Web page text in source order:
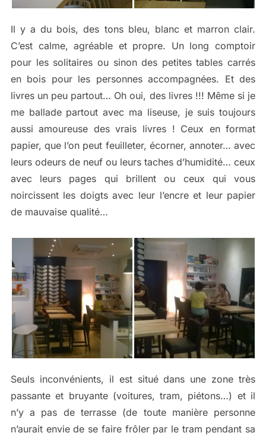
Il y a du bois, des tons bleu, blanc et marron clair.
C’est calme, agréable et propre. Un long comptoir
pour les solitaires ou sinon des petites tables carrés
en bois pour les personnes accompagnées. Et des
livres un peu partout… Oh oui, des livres !!! Même si je
me ballade partout avec ma liseuse, je suis toujours
aussi amoureuse des vrais livres ! Ceux en format
papier, que l’on peut feuilleter, écorner, annoter… avec
leurs odeurs de neuf ou leurs taches d’humidité… ceux
avec leurs pages qui brillent ou ceux qui vous
noircissent les doigts avec leur l’encre et leur papier
de mauvaise qualité…
Seuls inconvénients, il est situé dans une zone très
passante et bruyante (voitures, tram, piétons…) et il
n’y a pas de terrasse (de toute manière personne
n’aurait envie de se faire frôler par le tram pendant sa